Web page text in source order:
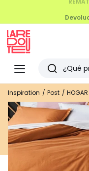
Menu
Redoute
Buscar
Últimos
artículos
vistos
Inspiration Post HOGAR